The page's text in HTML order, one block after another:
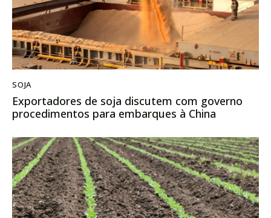
SOJA
Exportadores de soja discutem com governo
procedimentos para embarques à China